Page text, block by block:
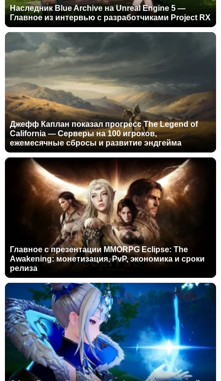
Наследник Blue Archive на Unreal Engine 5 —
Главное из интервью с разработчиками Project RX
Джефф Каплан показал прогресс The Legend of
California — Серверы на 100 игроков,
ежемесячные сбросы и развитие эндгейма
Главное с презентации MMORPG Eclipse: The
Awakening: монетизация, PvP, экономика и сроки
релиза